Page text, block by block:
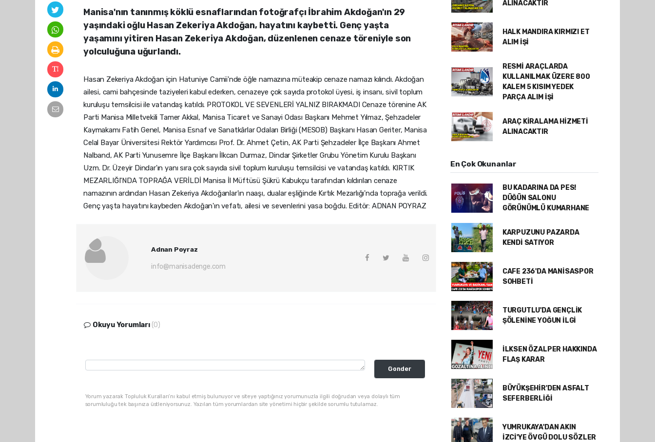
Manisa'nın tanınmış köklü esnaflarından fotoğrafçı İbrahim Akdoğan'ın 29
yaşındaki oğlu Hasan Zekeriya Akdoğan, hayatını kaybetti. Genç yaşta
yaşamını yitiren Hasan Zekeriya Akdoğan, düzenlenen cenaze töreniyle son
yolculuğuna uğurlandı.
Hasan Zekeriya Akdoğan için Hatuniye Camii'nde öğle namazına müteakip cenaze namazı kılındı. Akdoğan
ailesi, cami bahçesinde taziyeleri kabul ederken, cenazeye çok sayıda protokol üyesi, iş insanı, sivil toplum
kuruluşu temsilcisi ile vatandaş katıldı. PROTOKOL VE SEVENLERİ YALNIZ BIRAKMADI Cenaze törenine AK
Parti Manisa Milletvekili Tamer Akkal, Manisa Ticaret ve Sanayi Odası Başkanı Mehmet Yılmaz, Şehzadeler
Kaymakamı Fatih Genel, Manisa Esnaf ve Sanatkârlar Odaları Birliği (MESOB) Başkanı Hasan Geriter, Manisa
Celal Bayar Üniversitesi Rektör Yardımcısı Prof. Dr. Ahmet Çetin, AK Parti Şehzadeler İlçe Başkanı Ahmet
Nalband, AK Parti Yunusemre İlçe Başkanı İlkcan Durmaz, Dindar Şirketler Grubu Yönetim Kurulu Başkanı
Uzm. Dr. Üzeyir Dindar'ın yanı sıra çok sayıda sivil toplum kuruluşu temsilcisi ve vatandaş katıldı. KIRTIK
MEZARLIĞI'NDA TOPRAĞA VERİLDİ Manisa İl Müftüsü Şükrü Kabukçu tarafından kıldırılan cenaze
namazının ardından Hasan Zekeriya Akdoğanlar'ın naaşı, dualar eşliğinde Kırtık Mezarlığı'nda toprağa verildi.
Genç yaşta hayatını kaybeden Akdoğan'ın vefatı, ailesi ve sevenlerini yasa boğdu. Editör: ADNAN POYRAZ
Adnan Poyraz
info@manisadenge.com
Okuyu Yorumları (0)
Gonder
Yorum yazarak Topluluk Kuralları’nı kabul etmiş bulunuyor ve siteye yaptığınız yorumunuzla ilgili doğrudan veya dolaylı tüm
sorumluluğu tek başınıza üstleniyorsunuz. Yazılan tüm yorumlardan site yönetimi hiçbir şekilde sorumlu tutulamaz.
ALINACAKTIR
HALK MANDIRA KIRMIZI ET
ALIM İŞİ
RESMİ ARAÇLARDA
KULLANILMAK ÜZERE 800
KALEM 5 KISIM YEDEK
PARÇA ALIM İŞİ
ARAÇ KİRALAMA HİZMETİ
ALINACAKTIR
En Çok Okunanlar
BU KADARINA DA PES!
DÜĞÜN SALONU
GÖRÜNÜMLÜ KUMARHANE
KARPUZUNU PAZARDA
KENDİ SATIYOR
CAFE 236'DA MANİSASPOR
SOHBETİ
TURGUTLU'DA GENÇLİK
ŞÖLENİNE YOĞUN İLGİ
İLKSEN ÖZALPER HAKKINDA
FLAŞ KARAR
BÜYÜKŞEHİR'DEN ASFALT
SEFERBERLİĞİ
YUMRUKAYA'DAN AKIN
İZCİ'YE ÖVGÜ DOLU SÖZLER